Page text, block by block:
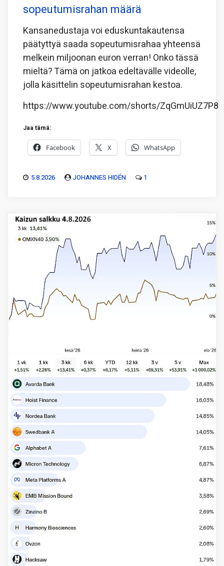
sopeutumisrahan määrä
Kansanedustaja voi eduskuntakautensa
päätyttyä saada sopeutumisrahaa yhteensä
melkein miljoonan euron verran! Onko tässä
mieltä? Tämä on jatkoa edeltävälle videolle,
jolla käsittelin sopeutumisrahan kestoa.
https://www.youtube.com/shorts/ZqGmUiUZ7P8
Jaa tämä:
Facebook X WhatsApp
5.8.2026 JOHANNES HIDÉN 1